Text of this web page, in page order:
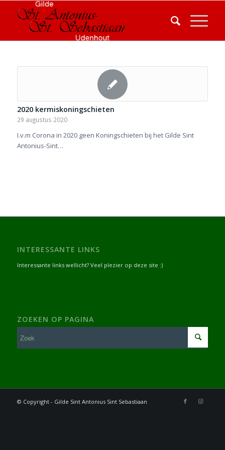
2020 kermiskoningschieten
29 augustus 2020
I.v.m Corona in 2020 geen Koningschieten bij het Gilde Sint
Antonius-Sint…
INTERESSANTE LINKS
Interessante links wellicht? Veel plezier op deze site :)
ZOEKEN OP PAGINA
© Copyright - Gilde Sint Antonius Sint Sebastiaan